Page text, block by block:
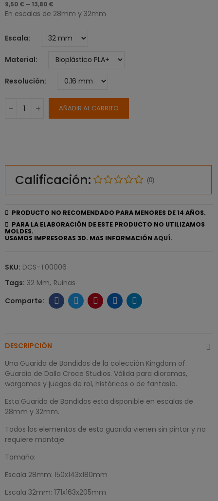
9,50 € — 13,80 €
En escalas de 28mm y 32mm
Escala
Material
Resolución
AÑADIR AL CARRITO
Calificación: (0)
PRODUCTO NO RECOMENDADO PARA MENORES DE 14 AÑOS.
PARA LA ELABORACIÓN DE ESTE PRODUCTO NO UTILIZAMOS
MOLDES.
USAMOS IMPRESORAS 3D. MAS INFORMACIÓN AQUÍ.
SKU: DCS-T00006
Tags: 32 Mm Ruinas
DESCRIPCIÓN
Una Guarida de Bandidos de la colección Kingdom of
Guardia de Dalla Croce Studios. Válida para dioramas,
wargames y juegos de rol, históricos o de fantasía.
Esta Guarida de Bandidos esta disponible en escalas de
28mm y 32mm.
Todos los elementos de esta guarida vienen sin pintar y no
requiere montaje.
Tamaño:
Escala 28mm: 150x143x180mm
Escala 32mm: 171x163x205mm